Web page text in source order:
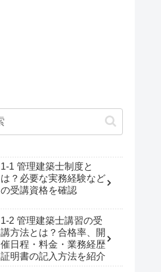
1-1 管理建築士制度と
は？必要な実務経験など
の受講資格を確認
1-2 管理建築士講習の受
講方法とは？合格率、開
催日程・料金・業務経歴
証明書の記入方法を紹介